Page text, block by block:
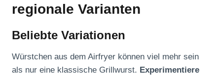
regionale Varianten
Beliebte Variationen
Würstchen aus dem Airfryer können viel mehr sein
als nur eine klassische Grillwurst. Experimentiere